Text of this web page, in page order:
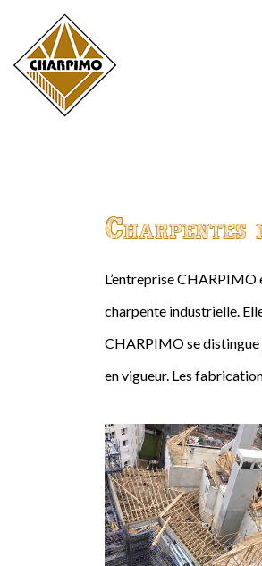
L’entreprise
charpente industrielle.
CHARPIMO se distingue
en vigueur. Les